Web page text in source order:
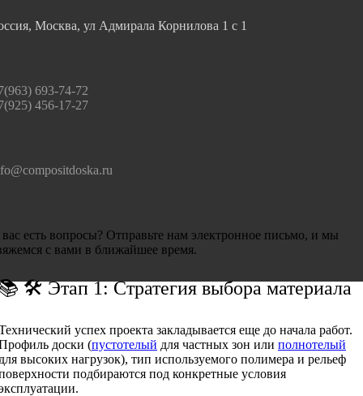
Москва, ул Адмирала Корнилова 1 с 1
693-74-72
456-17-27
есть вопросы? Отправьте нам электронное письмо, и мы
с вами в ближайшее время.
🛠 Этап 1: Стратегия выбора материала
успех проекта закладывается еще до начала работ.
доски (пустотелый для частных зон или полнотелый
высоких нагрузок), тип используемого полимера и рельеф
подбираются под конкретные условия